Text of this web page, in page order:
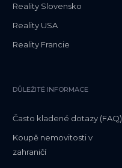
Reality Slovensko
Reality USA
Reality Francie
DŮLEŽITÉ INFORMACE
Často kladené dotazy (FAQ)
Koupě nemovitosti v
zahraničí